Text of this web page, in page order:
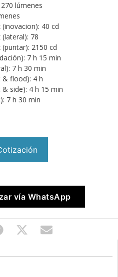
lúmenes
40 cd
78
2150 cd
7 h 15 min
7 h 30 min
& flood): 4 h
side): 4 h 15 min
7 h 30 min
vía WhatsApp